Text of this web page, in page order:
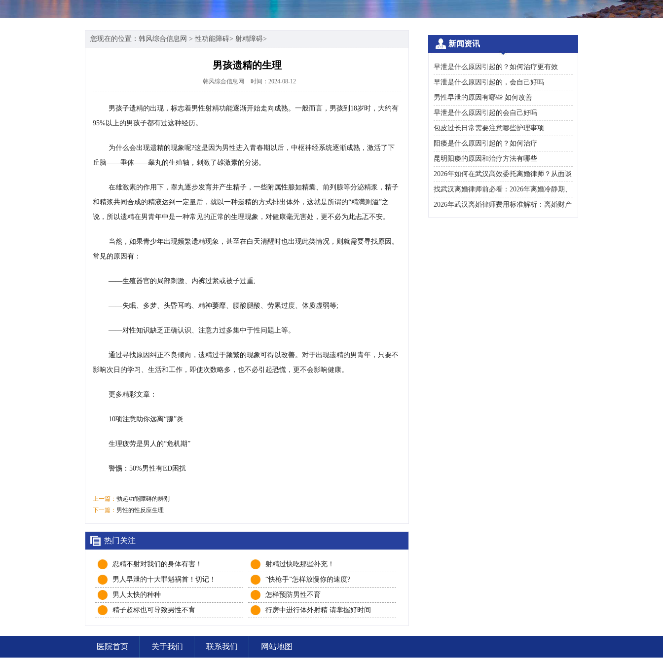
您现在的位置： 韩风综合信息网 >性功能障碍> 射精障碍>
男孩遗精的生理
韩风综合信息网 时间：2024-08-12
男孩子遗精的出现，标志着男性射精功能逐渐开始走向成熟。一般而言，男孩到18岁时，大约有
95%以上的男孩子都有过这种经历。
为什么会出现遗精的现象呢?这是因为男性进入青春期以后，中枢神经系统逐渐成熟，激活了下
丘脑——垂体——睾丸的生殖轴，刺激了雄激素的分泌。
在雄激素的作用下，睾丸逐步发育并产生精子，一些附属性腺如精囊、前列腺等分泌精浆，精子
和精浆共同合成的精液达到一定量后，就以一种遗精的方式排出体外，这就是所谓的“精满则溢”之
说，所以遗精在男青年中是一种常见的正常的生理现象，对健康毫无害处，更不必为此忐忑不安。
当然，如果青少年出现频繁遗精现象，甚至在白天清醒时也出现此类情况，则就需要寻找原因。
常见的原因有：
——生殖器官的局部刺激、内裤过紧或被子过重;
——失眠、多梦、头昏耳鸣、精神萎靡、腰酸腿酸、劳累过度、体质虚弱等;
——对性知识缺乏正确认识、注意力过多集中于性问题上等。
通过寻找原因纠正不良倾向，遗精过于频繁的现象可得以改善。对于出现遗精的男青年，只要不
影响次日的学习、生活和工作，即使次数略多，也不必引起恐慌，更不会影响健康。
更多精彩文章：
10项注意助你远离“腺”炎
生理疲劳是男人的“危机期”
警惕：50%男性有ED困扰
上一篇： 勃起功能障碍的辨别
下一篇： 男性的性反应生理
热门关注
忍精不射对我们的身体有害！ 射精过快吃那些补充！
男人早泄的十大罪魁祸首！切记！ “快枪手”怎样放慢你的速度?
男人太快的种种 怎样预防男性不育
精子超标也可导致男性不育 行房中进行体外射精 请掌握好时间
新闻资讯
早泄是什么原因引起的？如何治疗更有效
早泄是什么原因引起的，会自己好吗
男性早泄的原因有哪些 如何改善
早泄是什么原因引起的会自己好吗
包皮过长日常需要注意哪些护理事项
阳痿是什么原因引起的？如何治疗
昆明阳痿的原因和治疗方法有哪些
2026年如何在武汉高效委托离婚律师？从面谈
咨询到判决执行的完整避雷手册
找武汉离婚律师前必看：2026年离婚冷静期、
彩礼返还及房产分割高频问题汇总
2026年武汉离婚律师费用标准解析：离婚财产
医院首页 关于我们 联系我们 网站地图